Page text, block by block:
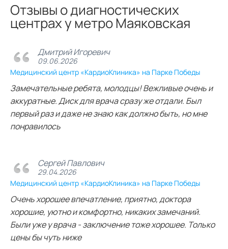
Отзывы о диагностических
центрах у метро Маяковская
Дмитрий Игоревич
09.06.2026
Медицинский центр «КардиоКлиника» на Парке Победы
Замечательные ребята, молодцы! Вежливые очень и
аккуратные. Диск для врача сразу же отдали. Был
первый раз и даже не знаю как должно быть, но мне
понравилось
Сергей Павлович
29.04.2026
Медицинский центр «КардиоКлиника» на Парке Победы
Очень хорошее впечатление, приятно, доктора
хорошие, уютно и комфортно, никаких замечаний.
Были уже у врача - заключение тоже хорошее. Только
цены бы чуть ниже